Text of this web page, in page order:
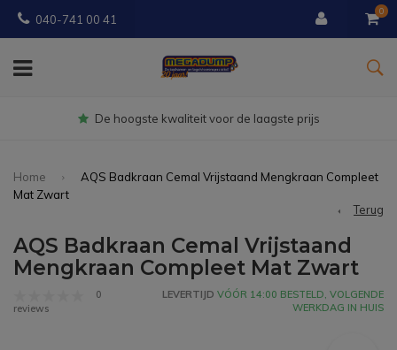
040-741 00 41
0
Gratisbezorgd vanaf € 150
Home
AQS Badkraan Cemal Vrijstaand Mengkraan Compleet
Mat Zwart
Terug
AQS Badkraan Cemal Vrijstaand
Mengkraan Compleet Mat Zwart
0
reviews
LEVERTIJD VÓÓR 14:00 BESTELD, VOLGENDE
WERKDAG IN HUIS